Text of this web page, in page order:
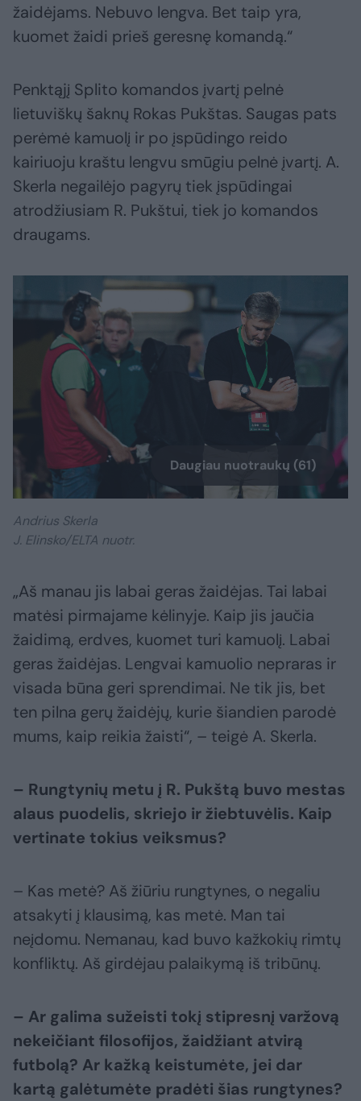
žaidėjams. Nebuvo lengva. Bet taip yra,
kuomet žaidi prieš geresnę komandą.“
Penktąjį Splito komandos įvartį pelnė
lietuviškų šaknų Rokas Pukštas. Saugas pats
perėmė kamuolį ir po įspūdingo reido
kairiuoju kraštu lengvu smūgiu pelnė įvartį. A.
Skerla negailėjo pagyrų tiek įspūdingai
atrodžiusiam R. Pukštui, tiek jo komandos
draugams.
Daugiau nuotraukų (61)
Andrius Skerla
J. Elinsko/ELTA nuotr.
„Aš manau jis labai geras žaidėjas. Tai labai
matėsi pirmajame kėlinyje. Kaip jis jaučia
žaidimą, erdves, kuomet turi kamuolį. Labai
geras žaidėjas. Lengvai kamuolio nepraras ir
visada būna geri sprendimai. Ne tik jis, bet
ten pilna gerų žaidėjų, kurie šiandien parodė
mums, kaip reikia žaisti“, – teigė A. Skerla.
– Rungtynių metu į R. Pukštą buvo mestas
alaus puodelis, skriejo ir žiebtuvėlis. Kaip
vertinate tokius veiksmus?
– Kas metė? Aš žiūriu rungtynes, o negaliu
atsakyti į klausimą, kas metė. Man tai
neįdomu. Nemanau, kad buvo kažkokių rimtų
konfliktų. Aš girdėjau palaikymą iš tribūnų.
– Ar galima sužeisti tokį stipresnį varžovą
nekeičiant filosofijos, žaidžiant atvirą
futbolą? Ar kažką keistumėte, jei dar
kartą galėtumėte pradėti šias rungtynes?